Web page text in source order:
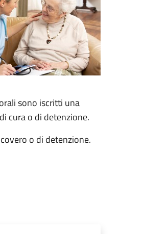
sono iscritti una
cura o di detenzione.
o di detenzione.